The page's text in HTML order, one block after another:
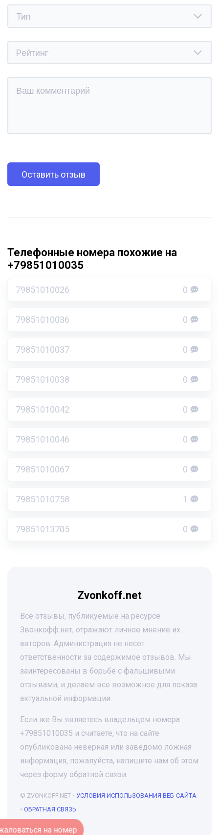
Оставить отзыв
Телефонные номера похожие на
+79851010035
79851010026 0
79851010036 0
79851010037 0
79851010038 0
79851010042 0
79851010046 0
79851010067 0
79851010758 1
79851013705 0
Zvonkoff.net
Все отзывы, публикуемые на ресурсе
Звонкофф.нет, отражают личное мнение их
авторов. Администрация не несет
ответственности за содержимое отзывов. Мы
заинтересованы в борьбе с фальшивыми
отзывами, и делаем все возможное для показа
актуальной информации.
Если же Вы являетесь владельцем номера
+79851010035 и считаете, что на сайте
опубликована неверная или заведомо ложная
информация, пожалуйста, напишите нам об этом
через форму обратной связи.
© ZVONKOFF.NET • УСЛОВИЯ ИСПОЛЬЗОВАНИЯ ВЕБ-САЙТА
• ОБРАТНАЯ СВЯЗЬ
Пожаловаться на номер